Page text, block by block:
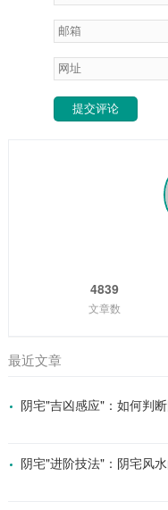
提交评论
4839
文章数
最近文章
阴宅"吉凶感应"：如何判
阴宅"进阶技法"：阴宅风